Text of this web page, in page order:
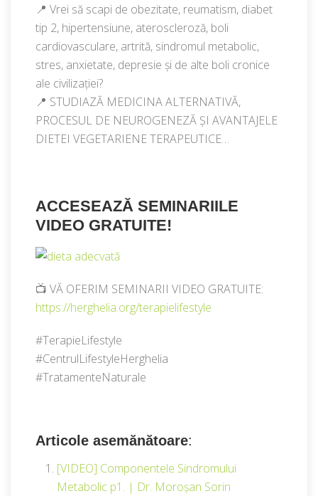
📍 Vrei să scapi de obezitate, reumatism, diabet
tip 2, hipertensiune, ateroscleroză, boli
cardiovasculare, artrită, sindromul metabolic,
stres, anxietate, depresie și de alte boli cronice
ale civilizației?
📍 STUDIAZĂ MEDICINA ALTERNATIVĂ,
PROCESUL DE NEUROGENEZĂ ȘI AVANTAJELE
DIETEI VEGETARIENE TERAPEUTICE…
ACCESEAZĂ SEMINARIILE
VIDEO GRATUITE!
📺 VĂ OFERIM SEMINARII VIDEO GRATUITE:
https://herghelia.org/terapielifestyle​
#TerapieLifestyle
#CentrulLifestyleHerghelia
#TratamenteNaturale
Articole asemănătoare:
[VIDEO] Componentele Sindromului
Metabolic p1. | Dr. Moroșan Sorin